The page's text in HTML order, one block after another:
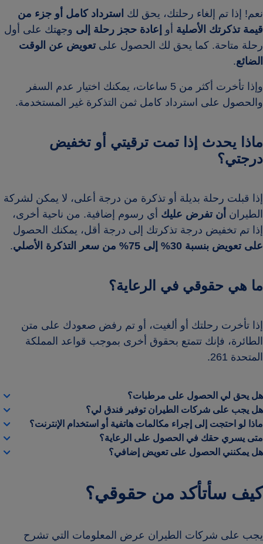
نعم! إذا تم إلغاء رحلتك، يحق لك استرداد كامل أو جزء من
قيمة تذكرتك الأصلية أو إعادة حجز رحلة إلى وجهتك على أول
رحلة متاحة. كما يحق لك الحصول على تعويض عن الوقت
الضائع.
وإذا تأخرت أكثر من 5 ساعات، يمكنك اختيار عدم السفر
والحصول على استرداد كامل ثمن التذكرة غير المستخدمة.
ماذا يحدث إذا تمت ترقيتي أو تخفيض
درجتي؟
إذا قبلت رحلة بديلة أو تذكرة من درجة أعلى، لا يمكن لشركة
الطيران أن تفرض عليك أي رسوم إضافية. من ناحية أخرى،
إذا تم تخفيض درجة تذكرتك إلى درجة أقل، يمكنك الحصول
على تعويض بنسبة 30% إلى 75% من سعر التذكرة الأصلي
.
ما هي حقوقي في الرعاية؟
إذا تأخرت رحلتك أو ألغيت، أو تم رفض صعودك على متن
الطائرة، فإنك تتمتع بحقوق أخرى بموجب قواعد المملكة
المتحدة 261.
هل يحق لي الحصول على مرطبات؟
هل يجب على شركات الطيران توفير فندق لي؟
ماذا لو احتجت إلى إجراء مكالمات هاتفية أو استخدام الإنترنت؟
متى يسري حقك في الحصول على الرعاية؟
هل يمكنني الحصول على تعويض إضافي؟
كيف سأتأكد من حقوقي؟
يجب على شركات الطيران عرض المعلومات التي تشرح